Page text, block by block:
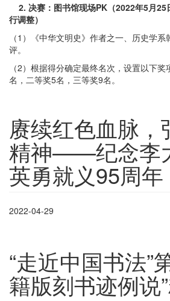
2. 决赛：图书馆现场PK（2022年5月25
行调整）
（1）《中华文明史》作者之一、历史学
评。
（2）根据得分确定最终名次，设置以下
名，二等奖5名，三等奖9名。
赓续红色血脉，
精神——纪念李
英勇就义95周年
2022-04-29
“走近中国书法”
籍版刻书迹例说